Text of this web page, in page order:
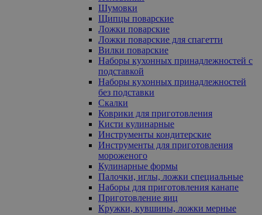
Шумовки
Щипцы поварские
Ложки поварские
Ложки поварские для спагетти
Вилки поварские
Наборы кухонных принадлежностей с
подставкой
Наборы кухонных принадлежностей
без подставки
Скалки
Коврики для приготовления
Кисти кулинарные
Инструменты кондитерские
Инструменты для приготовления
мороженого
Кулинарные формы
Палочки, иглы, ложки специальные
Наборы для приготовления канапе
Приготовление яиц
Кружки, кувшины, ложки мерные